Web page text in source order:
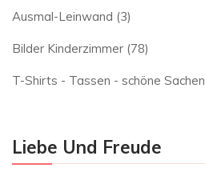
Ausmal-Leinwand (3)
Bilder Kinderzimmer (78)
T-Shirts - Tassen - schöne Sachen
Liebe Und Freude